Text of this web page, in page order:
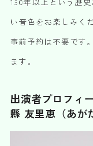
い音色をお楽しみく
事前予約は不要です
ます。
出演者プロフィ
縣 友里恵 （あが